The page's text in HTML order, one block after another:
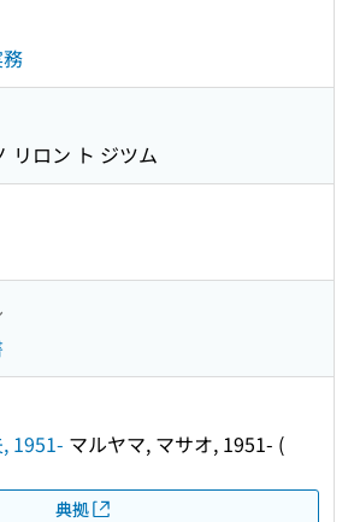
リロン ト ジツム
1951- マルヤマ, マサオ, 1951- (
典拠